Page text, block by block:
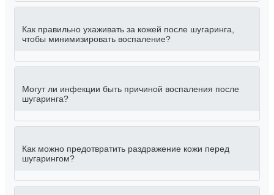
Как правильно ухаживать за кожей после шугаринга,
чтобы минимизировать воспаление?
Могут ли инфекции быть причиной воспаления после
шугаринга?
Как можно предотвратить раздражение кожи перед
шугарингом?